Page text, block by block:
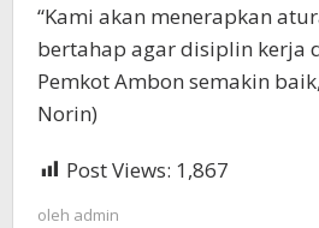
“Kami akan menerapkan
bertahap agar disiplin kerja
Pemkot Ambon semakin
Norin)
Post Views: 1,867
oleh admin